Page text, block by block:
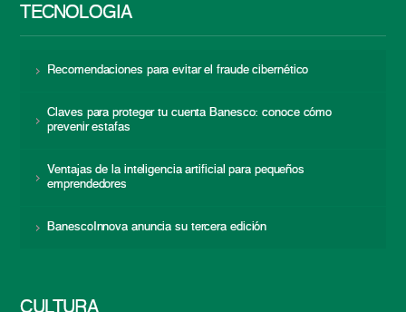
TECNOLOGÍA
Recomendaciones para evitar el fraude cibernético
Claves para proteger tu cuenta Banesco: conoce cómo
prevenir estafas
Ventajas de la inteligencia artificial para pequeños
emprendedores
BanescoInnova anuncia su tercera edición
CULTURA